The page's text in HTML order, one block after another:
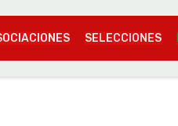
SELECCIONES